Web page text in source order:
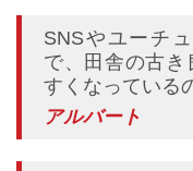
SNSやユーチ
で、田舎の古
すくなっている
アルバート